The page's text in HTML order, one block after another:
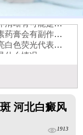
治疗有什么作用
膏会有副作用吗
荧光代表什么意思
什么情况
河北白癜风
1913